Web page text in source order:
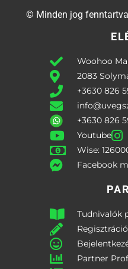
© Minden jog
Woohoo
2083
+3630 826
+3630 826
Youtube
Wise:
Facebook
Tudnivalók
Partner